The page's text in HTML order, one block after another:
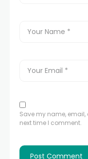
Save my name,
next time I comment.